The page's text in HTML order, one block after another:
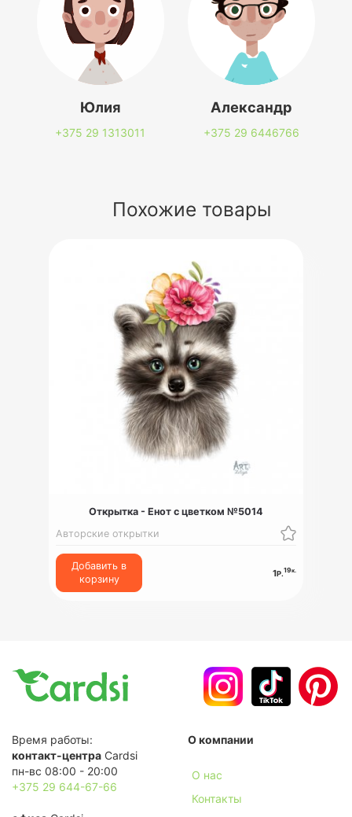
Юлия
+375 29 1313011
Александр
+375 29 6446766
Похожие товары
Открытка - Енот с цветком №5014
Авторские открытки
Добавить в
корзину
1Р.19к.
Время работы:
контакт-центра Cardsi
пн-вс 08:00 - 20:00
+375 29 644-67-66
О компании
О нас
Контакты